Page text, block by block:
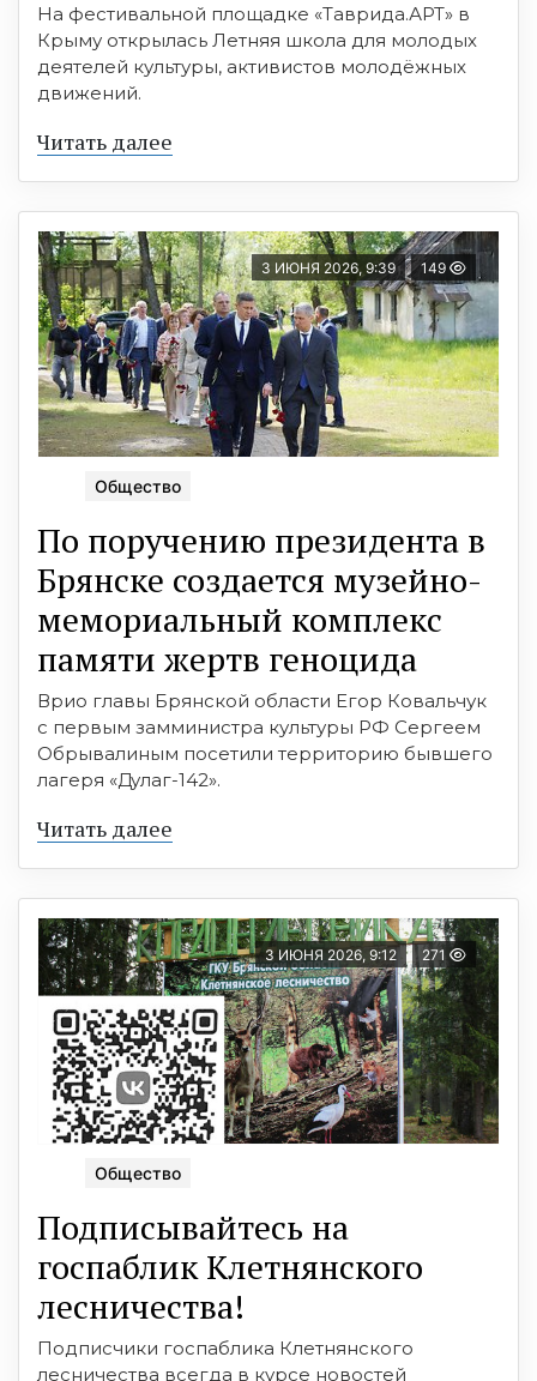
На фестивальной площадке «Таврида.АРТ» в
Крыму открылась Летняя школа для молодых
деятелей культуры, активистов молодёжных
движений.
Читать далее
3 ИЮНЯ 2026, 9:39 149
Общество
По поручению президента в
Брянске создается музейно-
мемориальный комплекс
памяти жертв геноцида
Врио главы Брянской области Егор Ковальчук
с первым замминистра культуры РФ Сергеем
Обрывалиным посетили территорию бывшего
лагеря «Дулаг-142».
Читать далее
3 ИЮНЯ 2026, 9:12 271
Общество
Подписывайтесь на
госпаблик Клетнянского
лесничества!
Подписчики госпаблика Клетнянского
лесничества всегда в курсе новостей